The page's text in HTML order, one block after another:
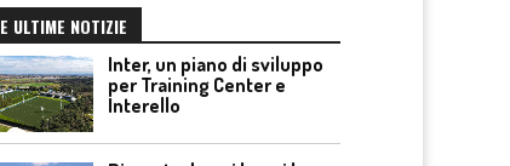
ULTIME NOTIZIE
Inter, un piano di sviluppo
per Training Center e
Interello